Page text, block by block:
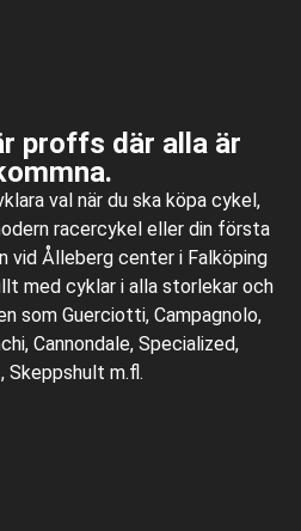
proffs där alla är
val när du ska köpa cykel,
racercykel eller din första
vid Ålleberg center i Falköping
med cyklar i alla storlekar och
som Guerciotti, Campagnolo,
Cannondale, Specialized,
Skeppshult m.fl.